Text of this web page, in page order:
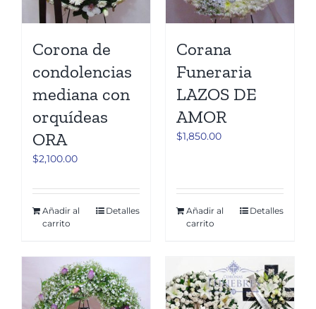
Corona de
condolencias
mediana con
orquídeas
ORA
$2,100.00
Añadir al
carrito
Detalles
Corana
Funeraria
LAZOS DE
AMOR
$1,850.00
Añadir al
carrito
Detalles